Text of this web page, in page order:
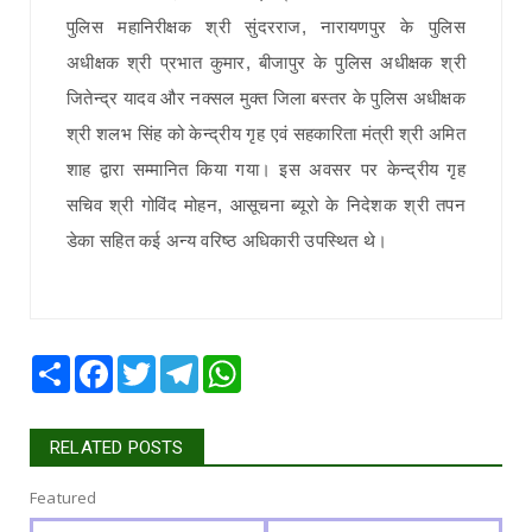
पुलिस महानिरीक्षक श्री सुंदरराज, नारायणपुर के पुलिस
अधीक्षक श्री प्रभात कुमार, बीजापुर के पुलिस अधीक्षक श्री
जितेन्द्र यादव और नक्सल मुक्त जिला बस्तर के पुलिस अधीक्षक
श्री शलभ सिंह को केन्द्रीय गृह एवं सहकारिता मंत्री श्री अमित
शाह द्वारा सम्मानित किया गया। इस अवसर पर केन्द्रीय गृह
सचिव श्री गोविंद मोहन, आसूचना ब्यूरो के निदेशक श्री तपन
डेका सहित कई अन्य वरिष्ठ अधिकारी उपस्थित थे।
Share Facebook
TwitterTelegram
RELATED POSTS
Featured